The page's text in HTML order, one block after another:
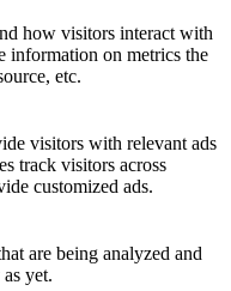
how visitors interact with
information on metrics the
etc.
visitors with relevant ads
track visitors across
customized ads.
are being analyzed and
yet.